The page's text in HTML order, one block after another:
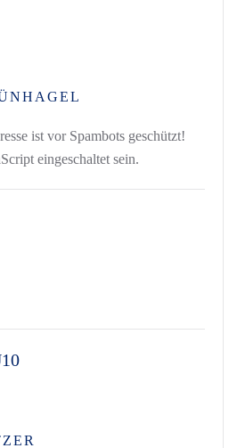
ist vor Spambots geschützt!
eingeschaltet sein.